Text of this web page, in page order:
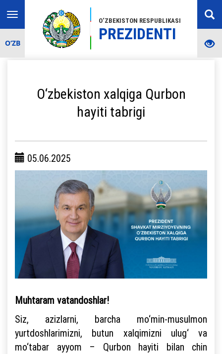
O‘ZBEKISTON RESPUBLIKASI
PREZIDENTI
Toggle
navigation
O‘ZB
O‘zbekiston xalqiga Qurbon
hayiti tabrigi
05.06.2025
Muhtaram vatandoshlar!
Siz, azizlarni, barcha mo‘min-musulmon
yurtdoshlarimizni, butun xalqimizni ulug‘ va
mo‘tabar ayyom – Qurbon hayiti bilan chin